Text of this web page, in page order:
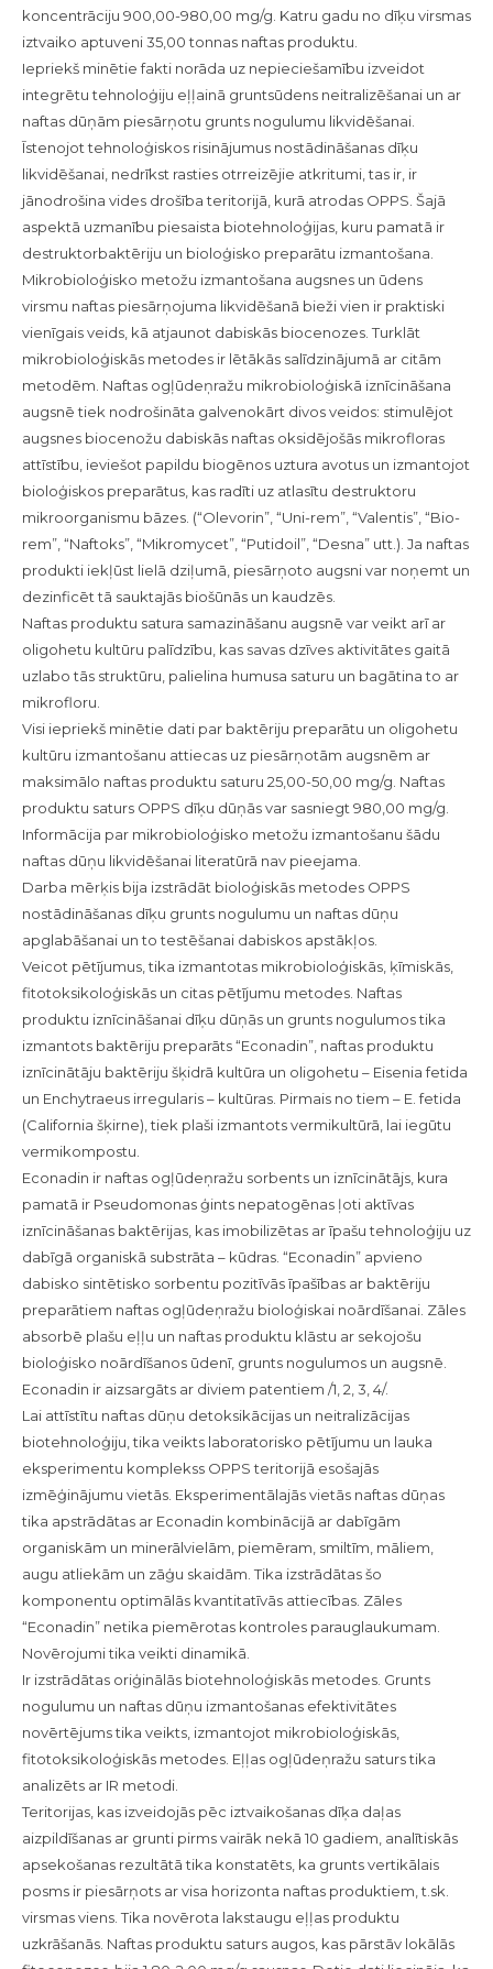
koncentrāciju 900,00-980,00 mg/g. Katru gadu no dīķu virsmas
iztvaiko aptuveni 35,00 tonnas naftas produktu.
Iepriekš minētie fakti norāda uz nepieciešamību izveidot
integrētu tehnoloģiju eļļainā gruntsūdens neitralizēšanai un ar
naftas dūņām piesārņotu grunts nogulumu likvidēšanai.
Īstenojot tehnoloģiskos risinājumus nostādināšanas dīķu
likvidēšanai, nedrīkst rasties otrreizējie atkritumi, tas ir, ir
jānodrošina vides drošība teritorijā, kurā atrodas OPPS. Šajā
aspektā uzmanību piesaista biotehnoloģijas, kuru pamatā ir
destruktorbaktēriju un bioloģisko preparātu izmantošana.
Mikrobioloģisko metožu izmantošana augsnes un ūdens
virsmu naftas piesārņojuma likvidēšanā bieži vien ir praktiski
vienīgais veids, kā atjaunot dabiskās biocenozes. Turklāt
mikrobioloģiskās metodes ir lētākās salīdzinājumā ar citām
metodēm. Naftas ogļūdeņražu mikrobioloģiskā iznīcināšana
augsnē tiek nodrošināta galvenokārt divos veidos: stimulējot
augsnes biocenožu dabiskās naftas oksidējošās mikrofloras
attīstību, ieviešot papildu biogēnos uztura avotus un izmantojot
bioloģiskos preparātus, kas radīti uz atlasītu destruktoru
mikroorganismu bāzes. (“Olevorin”, “Uni-rem”, “Valentis”, “Bio-
rem”, “Naftoks”, “Mikromycet”, “Putidoil”, “Desna” utt.). Ja naftas
produkti iekļūst lielā dziļumā, piesārņoto augsni var noņemt un
dezinficēt tā sauktajās biošūnās un kaudzēs.
Naftas produktu satura samazināšanu augsnē var veikt arī ar
oligohetu kultūru palīdzību, kas savas dzīves aktivitātes gaitā
uzlabo tās struktūru, palielina humusa saturu un bagātina to ar
mikrofloru.
Visi iepriekš minētie dati par baktēriju preparātu un oligohetu
kultūru izmantošanu attiecas uz piesārņotām augsnēm ar
maksimālo naftas produktu saturu 25,00-50,00 mg/g. Naftas
produktu saturs OPPS dīķu dūņās var sasniegt 980,00 mg/g.
Informācija par mikrobioloģisko metožu izmantošanu šādu
naftas dūņu likvidēšanai literatūrā nav pieejama.
Darba mērķis bija izstrādāt bioloģiskās metodes OPPS
nostādināšanas dīķu grunts nogulumu un naftas dūņu
apglabāšanai un to testēšanai dabiskos apstākļos.
Veicot pētījumus, tika izmantotas mikrobioloģiskās, ķīmiskās,
fitotoksikoloģiskās un citas pētījumu metodes. Naftas
produktu iznīcināšanai dīķu dūņās un grunts nogulumos tika
izmantots baktēriju preparāts “Econadin”, naftas produktu
iznīcinātāju baktēriju šķidrā kultūra un oligohetu – Eisenia fetida
un Enchytraeus irregularis – kultūras. Pirmais no tiem – E. fetida
(California šķirne), tiek plaši izmantots vermikultūrā, lai iegūtu
vermikompostu.
Econadin ir naftas ogļūdeņražu sorbents un iznīcinātājs, kura
pamatā ir Pseudomonas ģints nepatogēnas ļoti aktīvas
iznīcināšanas baktērijas, kas imobilizētas ar īpašu tehnoloģiju uz
dabīgā organiskā substrāta – kūdras. “Econadin” apvieno
dabisko sintētisko sorbentu pozitīvās īpašības ar baktēriju
preparātiem naftas ogļūdeņražu bioloģiskai noārdīšanai. Zāles
absorbē plašu eļļu un naftas produktu klāstu ar sekojošu
bioloģisko noārdīšanos ūdenī, grunts nogulumos un augsnē.
Econadin ir aizsargāts ar diviem patentiem /1, 2, 3, 4/.
Lai attīstītu naftas dūņu detoksikācijas un neitralizācijas
biotehnoloģiju, tika veikts laboratorisko pētījumu un lauka
eksperimentu komplekss OPPS teritorijā esošajās
izmēģinājumu vietās. Eksperimentālajās vietās naftas dūņas
tika apstrādātas ar Econadin kombinācijā ar dabīgām
organiskām un minerālvielām, piemēram, smiltīm, māliem,
augu atliekām un zāģu skaidām. Tika izstrādātas šo
komponentu optimālās kvantitatīvās attiecības. Zāles
“Econadin” netika piemērotas kontroles parauglaukumam.
Novērojumi tika veikti dinamikā.
Ir izstrādātas oriģinālās biotehnoloģiskās metodes. Grunts
nogulumu un naftas dūņu izmantošanas efektivitātes
novērtējums tika veikts, izmantojot mikrobioloģiskās,
fitotoksikoloģiskās metodes. Eļļas ogļūdeņražu saturs tika
analizēts ar IR metodi.
Teritorijas, kas izveidojās pēc iztvaikošanas dīķa daļas
aizpildīšanas ar grunti pirms vairāk nekā 10 gadiem, analītiskās
apsekošanas rezultātā tika konstatēts, ka grunts vertikālais
posms ir piesārņots ar visa horizonta naftas produktiem, t.sk.
virsmas viens. Tika novērota lakstaugu eļļas produktu
uzkrāšanās. Naftas produktu saturs augos, kas pārstāv lokālās